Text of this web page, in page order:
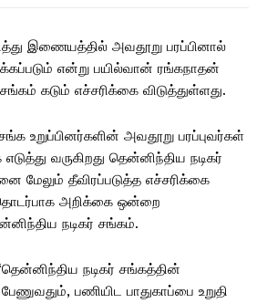
இணையத்தில் அவதூறு பரப்பினால்
என்று பயில்வான் ரங்கநாதன்
சங்கம் கடும் எச்சரிக்கை விடுத்துள்ளது.
உறுப்பினர்களின் அவதூறு பரப்புவர்கள்
வருகிறது தென்னிந்திய நடிகர்
மேலும் தீவிரப்படுத்த எச்சரிக்கை
தொடர்பாக அறிக்கை ஒன்றை
நடிகர் சங்கம்.
நடிகர் சங்கத்தின்
பணியிட பாதுகாப்பை உறுதி